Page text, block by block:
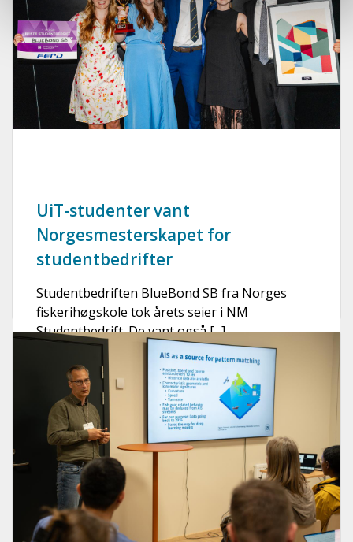
UiT-studenter vant
Norgesmesterskapet for
studentbedrifter
Studentbedriften BlueBond SB fra Norges
fiskerihøgskole tok årets seier i NM
Studentbedrift. De vant også [...]